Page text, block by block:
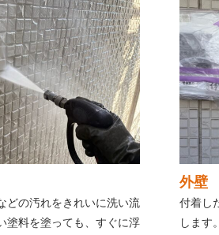
どの汚れをきれいに洗い流
塗料を塗っても、すぐに浮
外壁
付着し
します